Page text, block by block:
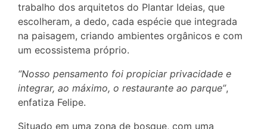
trabalho dos arquitetos do Plantar Ideias, que
escolheram, a dedo, cada espécie que integrada
na paisagem, criando ambientes orgânicos e com
um ecossistema próprio.
“Nosso pensamento foi propiciar privacidade e
integrar, ao máximo, o restaurante ao parque”,
enfatiza Felipe.
Situado em uma zona de bosque, com uma